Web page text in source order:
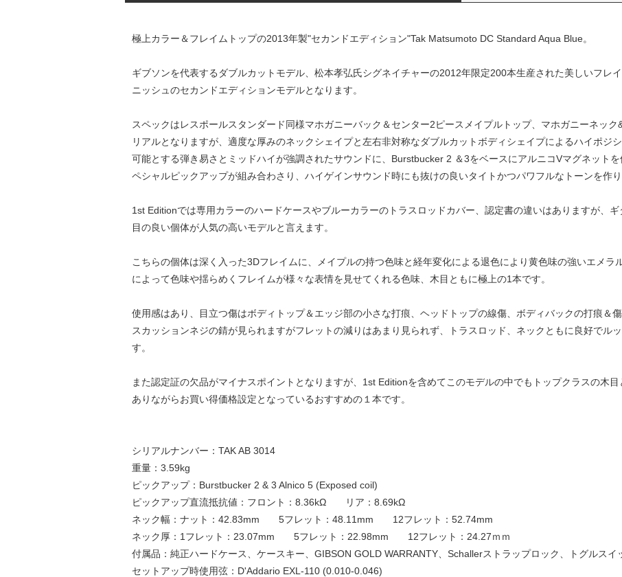
極上カラー＆フレイムトップの2013年製"セカンドエディション"Tak Matsumoto DC Standard Aqua Blue。
ギブソンを代表するダブルカットモデル、松本孝弘氏シグネイチャーの2012年限定200本生産された美しいフレ
ニッシュのセカンドエディションモデルとなります。
スペックはレスポールスタンダード同様マホガニーバック＆センター2ピースメイプルトップ、マホガニーネッ
リアルとなりますが、適度な厚みのネックシェイプと左右非対称なダブルカットボディシェイプによるハイポジ
可能とする弾き易さとミッドハイが強調されたサウンドに、Burstbucker 2 ＆3をベースにアルニコVマグネット
ペシャルピックアップが組み合わさり、ハイゲインサウンド時にも抜けの良いタイトかつパワフルなトーンを作り
1st Editionでは専用カラーのハードケースやブルーカラーのトラスロッドカバー、認定書の違いはありますが、
目の良い個体が人気の高いモデルと言えます。
こちらの個体は深く入った3Dフレイムに、メイプルの持つ色味と経年変化による退色により黄色味の強いエメラ
によって色味や揺らめくフレイムが様々な表情を見せてくれる色味、木目ともに極上の1本です。
使用感はあり、目立つ傷はボディトップ＆エッジ部の小さな打痕、ヘッドトップの線傷、ボディバックの打痕＆
スカッションネジの錆が見られますがフレットの減りはあまり見られず、トラスロッド、ネックともに良好でル
す。
また認定証の欠品がマイナスポイントとなりますが、1st Editionを含めてこのモデルの中でもトップクラスの木
ありながらお買い得価格設定となっているおすすめの１本です。
シリアルナンバー：TAK AB 3014
重量：3.59kg
ピックアップ：Burstbucker 2 & 3 Alnico 5 (Exposed coil)
ピックアップ直流抵抗値：フロント：8.36kΩ リア：8.69kΩ
ネック幅：ナット：42.83mm 5フレット：48.11mm 12フレット：52.74mm
ネック厚：1フレット：23.07mm 5フレット：22.98mm 12フレット：24.27ｍｍ
付属品：純正ハードケース、ケースキー、GIBSON GOLD WARRANTY、Schallerストラップロック、トグルスイ
セットアップ時使用弦：D'Addario EXL-110 (0.010-0.046)